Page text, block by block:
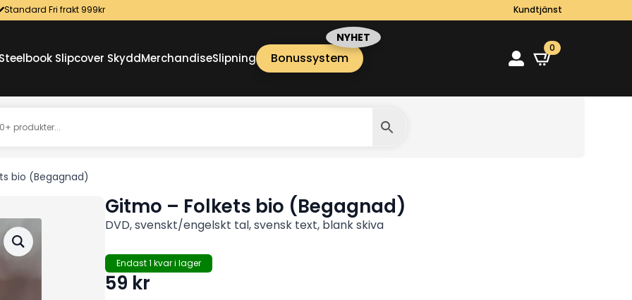
Standard Fri frakt 999kr Kundtjänst
Slipcover SkyddMerchandiseSlipning Bonussystem
0
bio (Begagnad)
Gitmo – Folkets bio (Begagnad)
DVD, svenskt/engelskt tal, svensk text, blank skiva
Endast 1 kvar i lager
59 kr